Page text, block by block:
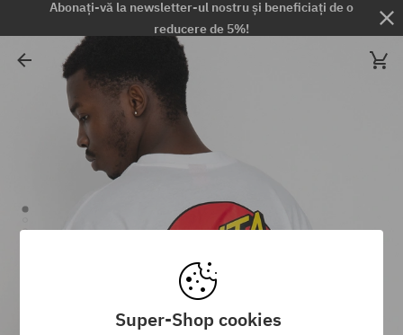
Abonați-vă la newsletter-ul nostru și beneficiați de o
reducere de 5%!
Super-Shop cookies